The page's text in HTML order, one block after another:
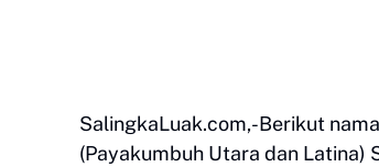
SalingkaLuak.com,-Berikut
(Payakumbuh Utara dan Latina)